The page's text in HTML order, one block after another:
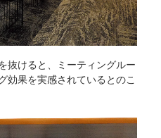
抜けると、ミーティングルー
効果を実感されているとのこ